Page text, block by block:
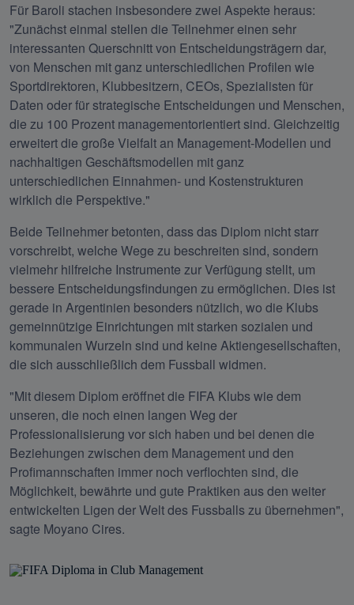
Für Baroli stachen insbesondere zwei Aspekte heraus:
"Zunächst einmal stellen die Teilnehmer einen sehr
interessanten Querschnitt von Entscheidungsträgern dar,
von Menschen mit ganz unterschiedlichen Profilen wie
Sportdirektoren, Klubbesitzern, CEOs, Spezialisten für
Daten oder für strategische Entscheidungen und Menschen,
die zu 100 Prozent managementorientiert sind. Gleichzeitig
erweitert die große Vielfalt an Management-Modellen und
nachhaltigen Geschäftsmodellen mit ganz
unterschiedlichen Einnahmen- und Kostenstrukturen
wirklich die Perspektive."
Beide Teilnehmer betonten, dass das Diplom nicht starr
vorschreibt, welche Wege zu beschreiten sind, sondern
vielmehr hilfreiche Instrumente zur Verfügung stellt, um
bessere Entscheidungsfindungen zu ermöglichen. Dies ist
gerade in Argentinien besonders nützlich, wo die Klubs
gemeinnützige Einrichtungen mit starken sozialen und
kommunalen Wurzeln sind und keine Aktiengesellschaften,
die sich ausschließlich dem Fussball widmen.
"Mit diesem Diplom eröffnet die FIFA Klubs wie dem
unseren, die noch einen langen Weg der
Professionalisierung vor sich haben und bei denen die
Beziehungen zwischen dem Management und den
Profimannschaften immer noch verflochten sind, die
Möglichkeit, bewährte und gute Praktiken aus den weiter
entwickelten Ligen der Welt des Fussballs zu übernehmen",
sagte Moyano Cires.